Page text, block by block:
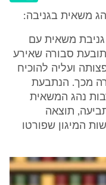
משאית בגניבה:
גניבת משאית עם
סבורה שאירע
ועליה להוכיח
מכך. הנתבעת
נהג המשאית
תוצאה
המיגון שפורטו